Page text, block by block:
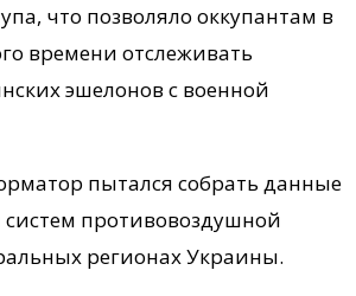
что позволяло оккупантам в
времени отслеживать
эшелонов с военной
пытался собрать данные
противовоздушной
регионах Украины.